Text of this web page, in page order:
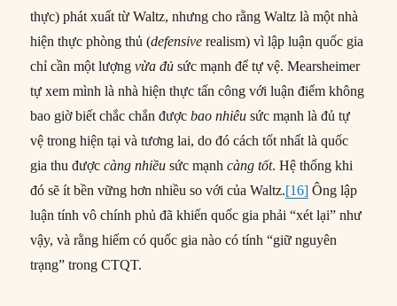
thực) phát xuất từ Waltz, nhưng cho rằng Waltz là một nhà
hiện thực phòng thủ (defensiverealism) vì lập luận quốc gia
chỉ cần một lượngvừa đủ sức mạnh để tự vệ. Mearsheimer
tự xem mình là nhà hiện thực tấn công với luận điểm không
bao giờ biết chắc chắn đượcbao nhiêusức mạnh là đủ tự
vệ trong hiện tại và tương lai, do đó cách tốt nhất là quốc
gia thu đượccàng nhiều sức mạnhcàng tốt. Hệ thống khi
đó sẽ ít bền vững hơn nhiều so với của Waltz.[16] Ông lập
luận tính vô chính phủ đã khiến quốc gia phải “xét lại” như
vậy, và rằng hiếm có quốc gia nào có tính “giữ nguyên
trạng” trong CTQT.